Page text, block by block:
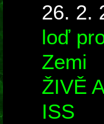
26. 2.
loď
Zemi
ŽIVĚ
ISS